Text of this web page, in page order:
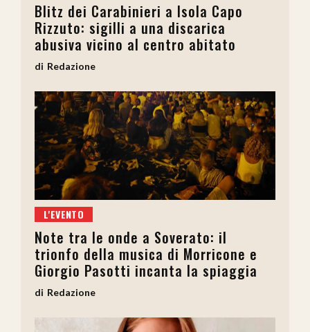
Blitz dei Carabinieri a Isola Capo
Rizzuto: sigilli a una discarica
abusiva vicino al centro abitato
Redazione
L'EVENTO
Note tra le onde a Soverato: il
trionfo della musica di Morricone e
Giorgio Pasotti incanta la spiaggia
Redazione